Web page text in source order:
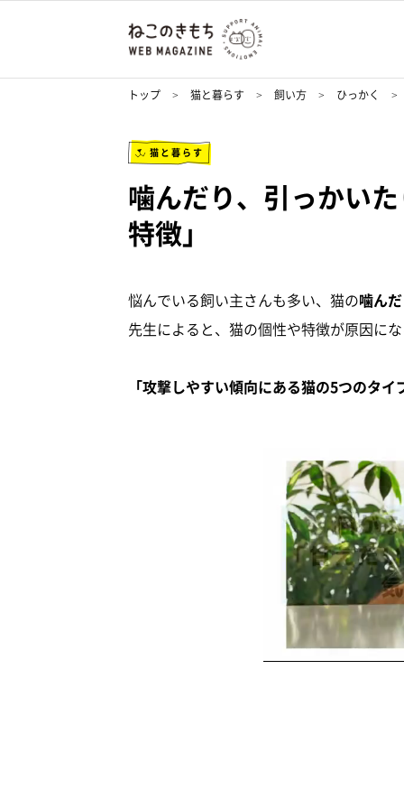
トップ 猫と暮らす 飼い方 ひっかく
猫と暮らす
噛んだり、引っかい
特徴」
悩んでいる飼い主さんも多い、猫の噛ん
先生によると、猫の個性や特徴が原因に
「攻撃しやすい傾向にある猫の5つのタイ